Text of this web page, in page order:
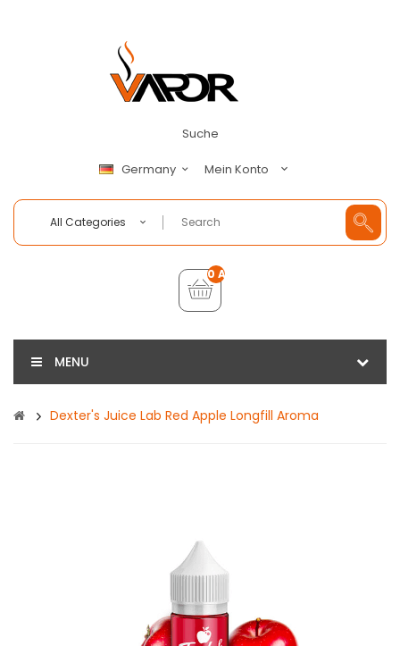
Suche
Germany Mein Konto
All Categories
0 Artikel - €0,00
MENU
Dexter's Juice Lab Red Apple Longfill Aroma